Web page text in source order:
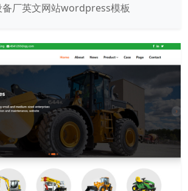
备厂英文网站wordpress模板